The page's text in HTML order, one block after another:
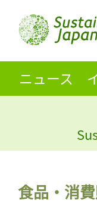
ニュース
食品・消